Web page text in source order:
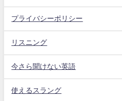
プライバシーポリシー
リスニング
今さら聞けない英語
使えるスラング